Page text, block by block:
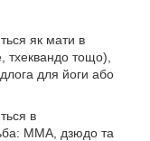
як мати в
тхеквандо тощо),
для йоги або
в
ММА, дзюдо та